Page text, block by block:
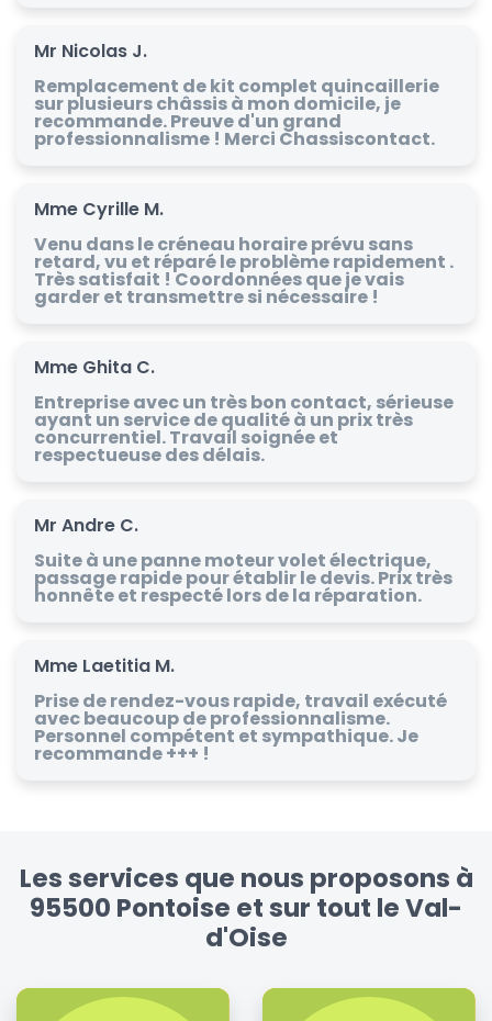
Mr Nicolas J.
Remplacement de kit complet quincaillerie
sur plusieurs châssis à mon domicile, je
recommande. Preuve d'un grand
professionnalisme ! Merci Chassiscontact.
Mme Cyrille M.
Venu dans le créneau horaire prévu sans
retard, vu et réparé le problème rapidement .
Très satisfait ! Coordonnées que je vais
garder et transmettre si nécessaire !
Mme Ghita C.
Entreprise avec un très bon contact, sérieuse
ayant un service de qualité à un prix très
concurrentiel. Travail soignée et
respectueuse des délais.
Mr Andre C.
Suite à une panne moteur volet électrique,
passage rapide pour établir le devis. Prix très
honnête et respecté lors de la réparation.
Mme Laetitia M.
Prise de rendez-vous rapide, travail exécuté
avec beaucoup de professionnalisme.
Personnel compétent et sympathique. Je
recommande +++ !
Les services que nous proposons à
95500 Pontoise et sur tout le Val-
d'Oise